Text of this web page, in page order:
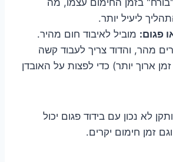
ליעיל יותר.
פגום: מוביל לאיבוד חום מהיר.
מהר, והדוד צריך לעבוד קשה
ארוך יותר) כדי לפצות על האובדן
לא נכון עם בידוד פגום יכול
זמן חימום יקרים.